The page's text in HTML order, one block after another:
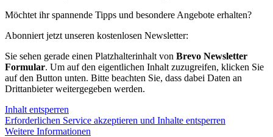
Möchtet ihr spannende Tipps und besondere Angebote erhalten?
Abonniert jetzt unseren kostenlosen Newsletter:
Sie sehen gerade einen Platzhalterinhalt von Brevo Newsletter
Formular. Um auf den eigentlichen Inhalt zuzugreifen, klicken Sie
auf den Button unten. Bitte beachten Sie, dass dabei Daten an
Drittanbieter weitergegeben werden.
Inhalt entsperren
Erforderlichen Service akzeptieren und Inhalte entsperren
Weitere Informationen